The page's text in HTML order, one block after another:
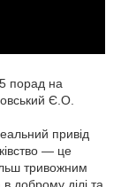
порад на
Є.О.
привід
— це
тривожним
доброму ділі та